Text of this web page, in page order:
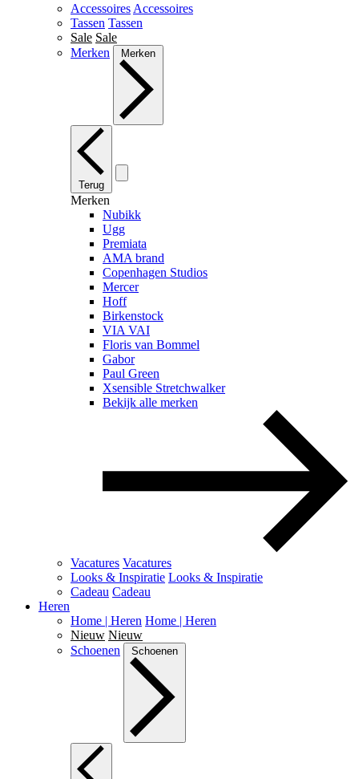
Accessoires Accessoires
Tassen Tassen
Sale Sale
Merken
Merken
Terug
Merken
Nubikk
Ugg
Premiata
AMA brand
Copenhagen Studios
Mercer
Hoff
Birkenstock
VIA VAI
Floris van Bommel
Gabor
Paul Green
Xsensible Stretchwalker
Bekijk alle merken
Vacatures Vacatures
Looks & Inspiratie Looks & Inspiratie
Cadeau Cadeau
Heren
Home | Heren Home | Heren
Nieuw Nieuw
Schoenen
Schoenen